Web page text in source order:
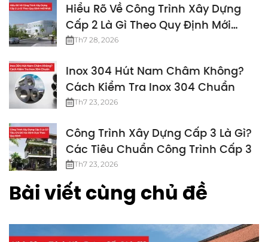
Hiểu Rõ Về Công Trình Xây Dựng
Cấp 2 Là Gì Theo Quy Định Mới
Nhất
Th7 28, 2026
Inox 304 Hút Nam Châm Không?
Cách Kiểm Tra Inox 304 Chuẩn
Th7 23, 2026
Công Trình Xây Dựng Cấp 3 Là Gì?
Các Tiêu Chuẩn Công Trình Cấp 3
Th7 23, 2026
Bài viết cùng chủ đề